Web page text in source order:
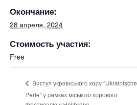
Окончание:
28 апреля, 2024
Стоимость участия:
Free
Виступ українського хору “Ukrainische
Perle” у рамках міського хорового